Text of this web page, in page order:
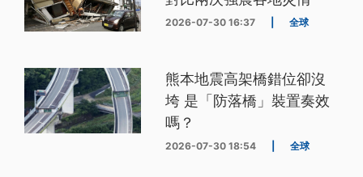
2026-07-30 16:37 全球
熊本地震高架橋錯位卻沒
垮 是「防落橋」裝置奏效
嗎？
2026-07-30 18:54 全球